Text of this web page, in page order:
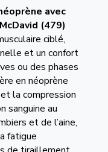
avec
McDavid (479)
ciblé,
et un confort
ou des phases
en néoprène
la compression
sanguine au
et de l’aine,
fatigue